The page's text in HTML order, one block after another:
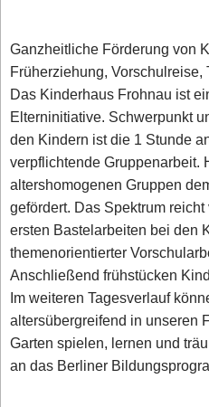
Ganzheitliche Förderung von
Früherziehung,
Das Kinderhaus Frohnau ist
Elterninitiative. Schwerpunkt
den Kindern ist die 1 Stunde
verpflichtende Gruppenarbeit.
altershomogenen Gruppen
gefördert. Das Spektrum
ersten Bastelarbeiten bei den
themenorientierter
Anschließend frühstücken
Im weiteren Tagesverlauf
altersübergreifend in unseren
Garten spielen, lernen und
an das Berliner